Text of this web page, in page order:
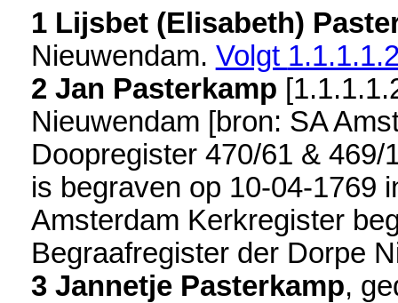
1 Lijsbet (Elisabeth)
Nieuwendam. Volgt
2 Jan Pasterkamp [
Nieuwendam [bron: SA
Doopregister 470/61 & 469/
is begraven op 10-04-1769
Amsterdam Kerkregister
Begraafregister der Dorpe
3 Jannetje Pasterkamp,